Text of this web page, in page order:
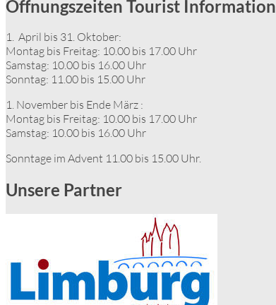
Öffnungszeiten Tourist Information
1. April bis 31. Oktober:
Montag bis Freitag: 10.00 bis 17.00 Uhr
Samstag: 10.00 bis 16.00 Uhr
Sonntag: 11.00 bis 15.00 Uhr
1. November bis Ende März :
Montag bis Freitag: 10.00 bis 17.00 Uhr
Samstag: 10.00 bis 16.00 Uhr
Sonntage im Advent 11.00 bis 15.00 Uhr.
Unsere Partner